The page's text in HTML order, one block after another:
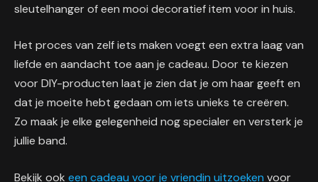
sleutelhanger of een mooi decoratief item voor in huis.
Het proces van zelf iets maken voegt een extra laag van
liefde en aandacht toe aan je cadeau. Door te kiezen
voor DIY-producten laat je zien dat je om haar geeft en
dat je moeite hebt gedaan om iets unieks te creëren.
Zo maak je elke gelegenheid nog specialer en versterk je
jullie band.
Bekijk ook een cadeau voor je vriendin uitzoeken voor